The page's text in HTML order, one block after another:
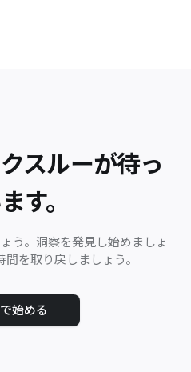
スルーが待っ
す。
う。洞察を発見し始めましょ
を取り戻しましょう。
始める